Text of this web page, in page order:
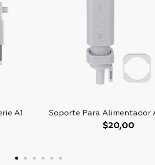
A1 Soporte Para Alimentador
$20,00